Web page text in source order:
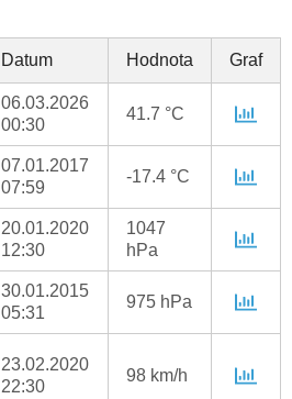
Datum Hodnota Graf
06.03.2026
00:30
41.7 °C
07.01.2017
07:59
-17.4 °C
20.01.2020
12:30
1047
hPa
30.01.2015
05:31
975 hPa
23.02.2020
22:30
98 km/h